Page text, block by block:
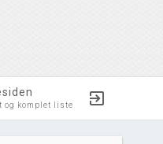
og komplet liste